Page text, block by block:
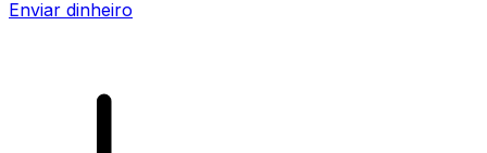
Enviar dinheiro